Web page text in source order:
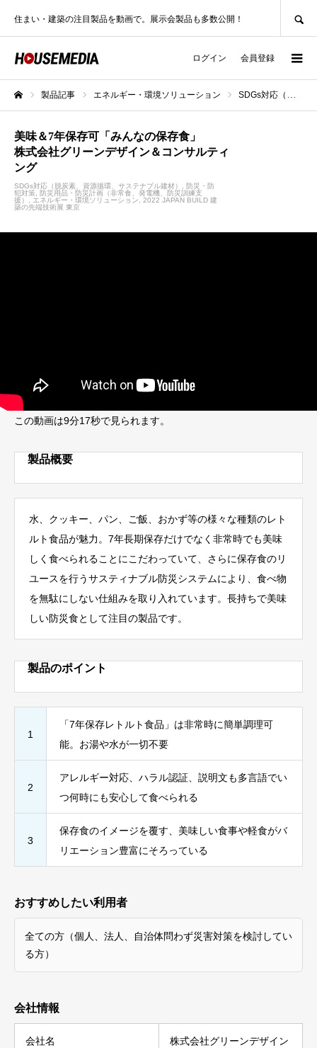
住まい・建築の注目製品を動画で。展示会製品も多数公開！
ログイン 会員登録
製品記事 エネルギー・環境ソリューション SDGs対応（脱炭素、資源循環、サステナブル建材）
美味＆7年保存可「みんなの保存食」
株式会社グリーンデザイン＆コンサルティ
ング
SDGs対応（脱炭素、資源循環、サステナブル建材）
防災・防
犯対策
防災用品・防災計画（非常食、発電機、防災訓練支
援）
エネルギー・環境ソリューション
2022 JAPAN BUILD 建
築の先端技術展 東京
この動画は9分17秒で見られます。
製品概要
水、クッキー、パン、ご飯、おかず等の様々な種類のレト
ルト食品が魅力。7年長期保存だけでなく非常時でも美味
しく食べられることにこだわっていて、さらに保存食のリ
ユースを行うサスティナブル防災システムにより、食べ物
を無駄にしない仕組みを取り入れています。長持ちで美味
しい防災食として注目の製品です。
製品のポイント
1
「7年保存レトルト食品」は非常時に簡単調理可
能。お湯や水が一切不要
2
アレルギー対応、ハラル認証、説明文も多言語でい
つ何時にも安心して食べられる
3
保存食のイメージを覆す、美味しい食事や軽食がバ
リエーション豊富にそろっている
おすすめしたい利用者
全ての方（個人、法人、自治体問わず災害対策を検討してい
る方）
会社情報
会社名
株式会社グリーンデザイン